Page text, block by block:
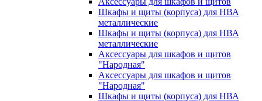
Шкафы и щиты (корпуса) для НВА
металлические
Шкафы и щиты (корпуса) для НВА
металлические
Аксессуары для шкафов и щитов
"Народная"
Аксессуары для шкафов и щитов
"Народная"
Шкафы и щиты (корпуса) для НВА